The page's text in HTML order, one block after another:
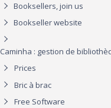
Booksellers, join us
Bookseller website
Caminha : gestion de
Prices
Bric à brac
Free Software